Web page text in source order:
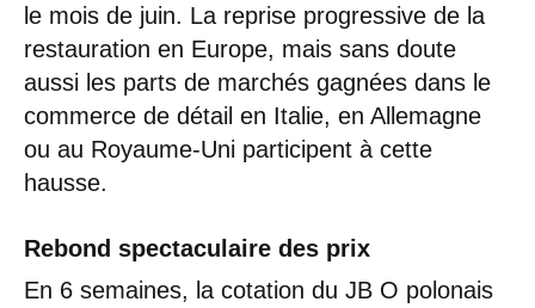
le mois de juin. La reprise progressive de la
restauration en Europe, mais sans doute
aussi les parts de marchés gagnées dans le
commerce de détail en Italie, en Allemagne
ou au Royaume-Uni participent à cette
hausse.
Rebond spectaculaire des prix
En 6 semaines, la cotation du JB O polonais